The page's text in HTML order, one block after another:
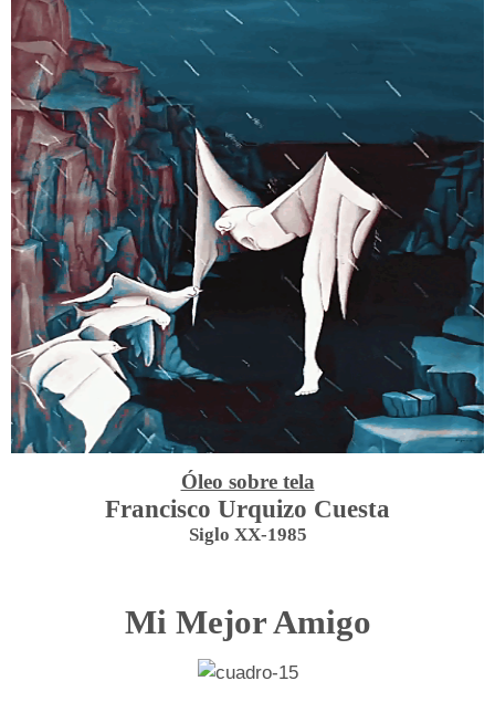
Óleo sobre tela
Francisco Urquizo Cuesta
Siglo XX-1985
Mi Mejor Amigo